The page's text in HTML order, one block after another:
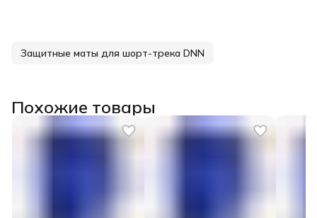
Защитные маты для шорт-трека DNN
Похожие товары